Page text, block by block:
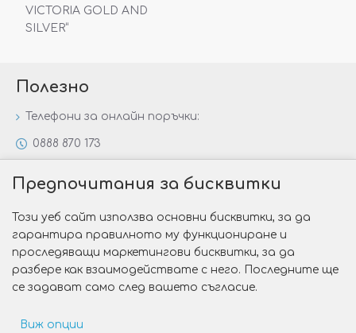
VICTORIA GOLD AND
SILVER“
Полезно
Телефони за онлайн поръчки:
0888 870 173
Специални предложения
Защо да изберете Victoria Gold&Silver?
Как да изберем годежен пръстен?
Предпочитания за бисквитки
Този уеб сайт използва основни бисквитки, за да
гарантира правилното му функциониране и
проследяващи маркетингови бисквитки, за да
разбере как взаимодействате с него. Последните ще
се задават само след вашето съгласие.
Виж опции